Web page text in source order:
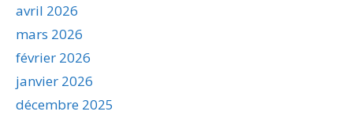
avril 2026
mars 2026
février 2026
janvier 2026
décembre 2025